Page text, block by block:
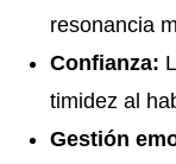
resonancia
Confianza:
timidez al
Gestión